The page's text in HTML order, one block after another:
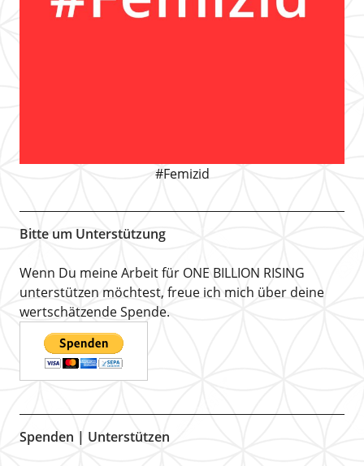
#Femizid
Bitte um Unterstützung
Wenn Du meine Arbeit für ONE BILLION RISING
unterstützen möchtest, freue ich mich über deine
wertschätzende Spende.
Spenden | Unterstützen